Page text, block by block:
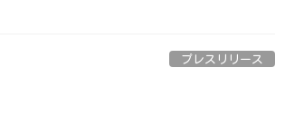
プレスリリース